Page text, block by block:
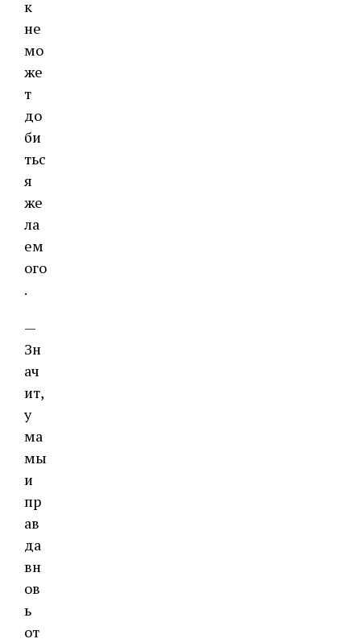
к
не
мо
же
т
до
би
тьс
я
же
ла
ем
ого
.
—
Зн
ач
ит,
у
ма
мы
и
пр
ав
да
вн
ов
ь
от